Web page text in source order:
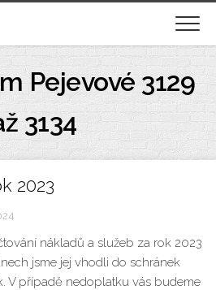
Pejevové 3129
3134
2023
nákladů a služeb za rok 2023
jsme jej vhodli do schránek
V případě nedoplatku vás budeme